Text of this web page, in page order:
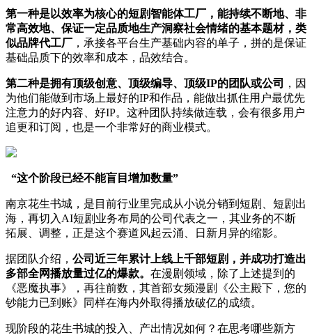
第一种是以效率为核心的短剧智能体工厂，能持续不断地、非
常高效地、保证一定品质地生产洞察社会情绪的基本题材，类
似品牌代工厂 ，承接各平台生产基础内容的单子，拼的是保证
基础品质下的效率和成本，品效结合。
第二种是拥有顶级创意、顶级编导、顶级IP的团队或公司
，因
为他们能做到市场上最好的IP和作品，能做出抓住用户最优先
注意力的好内容、好IP。这种团队持续做连载，会有很多用户
追更和订阅，也是一个非常好的商业模式。
“这个阶段已经不能盲目增加数量”
南京花生书城，是目前行业里完成从小说分销到短剧、短剧出
海，再切入AI短剧业务布局的公司代表之一，其业务的不断
拓展、调整，正是这个赛道风起云涌、日新月异的缩影。
据团队介绍， 公司近三年累计上线上千部短剧，并成功打造出
多部全网播放量过亿的爆款。 在漫剧领域，除了上述提到的
《恶魔执事》，再往前数，其首部女频漫剧《公主殿下，您的
钞能力已到账》同样在海内外取得播放破亿的成绩。
现阶段的花生书城的投入、产出情况如何？在思考哪些新方